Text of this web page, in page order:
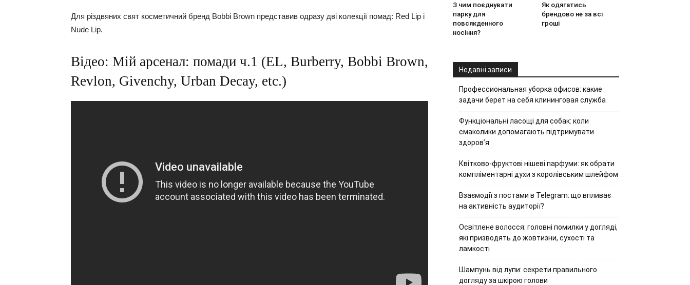
Для різдвяних свят косметичний бренд Bobbi Brown представив одразу дві колекції помад: Red Lip і
Nude Lip.
Відео: Мій арсенал: помади ч.1 (EL, Burberry, Bobbi Brown,
Revlon, Givenchy, Urban Decay, etc.)
З чим поєднувати
парку для
повсякденного
носіння?
Як одягатись
брендово не за всі
гроші
Недавні записи
Профессиональная уборка офисов: какие
задачи берет на себя клининговая служба
Функціональні ласощі для собак: коли
смаколики допомагають підтримувати
здоров’я
Квітково-фруктові нішеві парфуми: як обрати
компліментарні духи з королівським шлейфом
Взаємодії з постами в Telegram: що впливає
на активність аудиторії?
Освітлене волосся: головні помилки у догляді,
які призводять до жовтизни, сухості та
ламкості
Шампунь від лупи: секрети правильного
догляду за шкірою голови